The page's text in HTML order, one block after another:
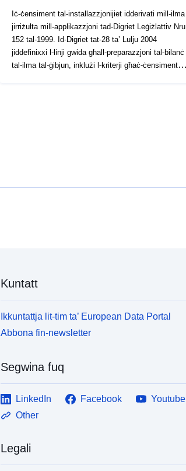
Iċ-ċensiment tal-installazzjonijiet idderivati mill-ilma
jirriżulta mill-applikazzjoni tad-Digriet Leġiżlattiv Nru
152 tal-1999. Id-Digriet tat-28 ta’ Lulju 2004
jiddefinixxi l-linji gwida għall-preparazzjoni tal-bilanċ
tal-ilma tal-ġibjun, inklużi l-kriterji għaċ-ċensiment
Kuntatt
Ikkuntattja lit-tim ta’ European Data Portal
Abbona fin-newsletter
Segwina fuq
LinkedIn Facebook
Youtube
Other
Legali